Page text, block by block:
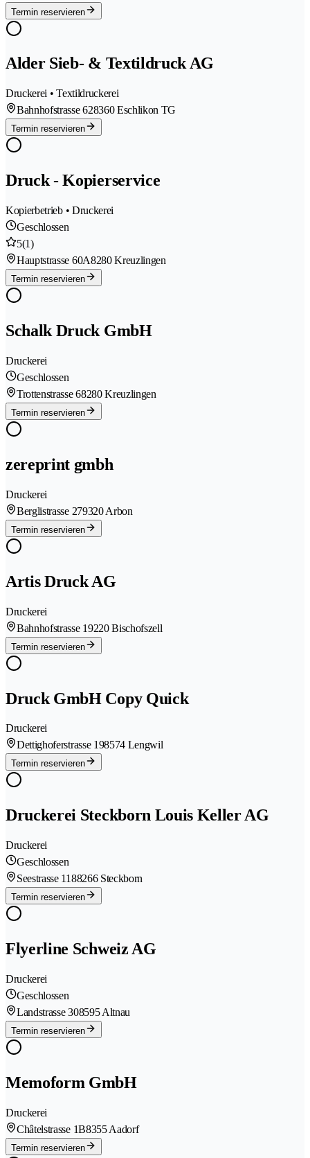
Termin reservieren
Alder Sieb- & Textildruck AG
Druckerei • Textildruckerei
Bahnhofstrasse 628360 Eschlikon TG
Termin reservieren
Druck - Kopierservice
Kopierbetrieb • Druckerei
Geschlossen
5(1)
Hauptstrasse 60A8280 Kreuzlingen
Termin reservieren
Schalk Druck GmbH
Druckerei
Geschlossen
Trottenstrasse 68280 Kreuzlingen
Termin reservieren
zereprint gmbh
Druckerei
Berglistrasse 279320 Arbon
Termin reservieren
Artis Druck AG
Druckerei
Bahnhofstrasse 19220 Bischofszell
Termin reservieren
Druck GmbH Copy Quick
Druckerei
Dettighoferstrasse 198574 Lengwil
Termin reservieren
Druckerei Steckborn Louis Keller AG
Druckerei
Geschlossen
Seestrasse 1188266 Steckborn
Termin reservieren
Flyerline Schweiz AG
Druckerei
Geschlossen
Landstrasse 308595 Altnau
Termin reservieren
Memoform GmbH
Druckerei
Châtelstrasse 1B8355 Aadorf
Termin reservieren